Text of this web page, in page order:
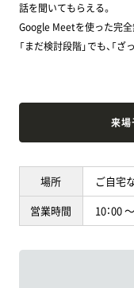
話を聞いてもらえる。
Google Meetを使った完全
「まだ検討段階」でも、「
来場
場所
ご自宅
営業時間
10：00